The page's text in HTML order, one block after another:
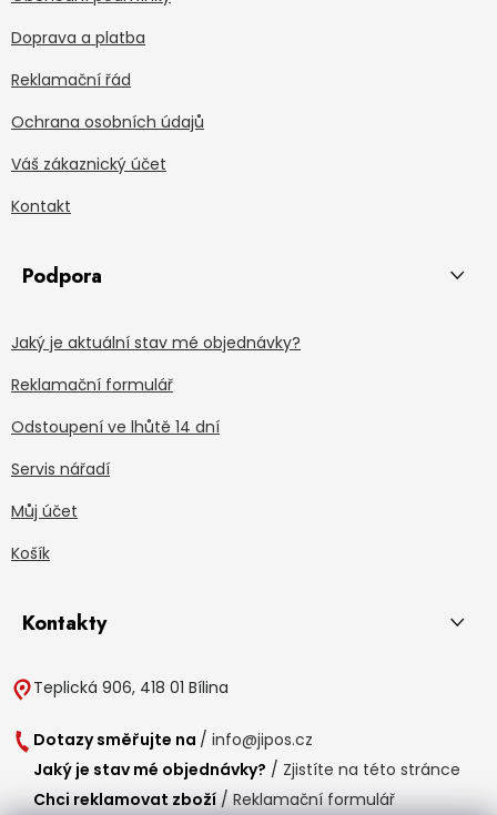
Doprava a platba
Reklamační řád
Ochrana osobních údajů
Váš zákaznický účet
Kontakt
Podpora
Jaký je aktuální stav mé objednávky?
Reklamační formulář
Odstoupení ve lhůtě 14 dní
Servis nářadí
Můj účet
Košík
Kontakty
Teplická 906, 418 01 Bílina
Dotazy směřujte na / info@jipos.cz
Jaký je stav mé objednávky? / Zjistíte na této stránce
Chci reklamovat zboží / Reklamační formulář